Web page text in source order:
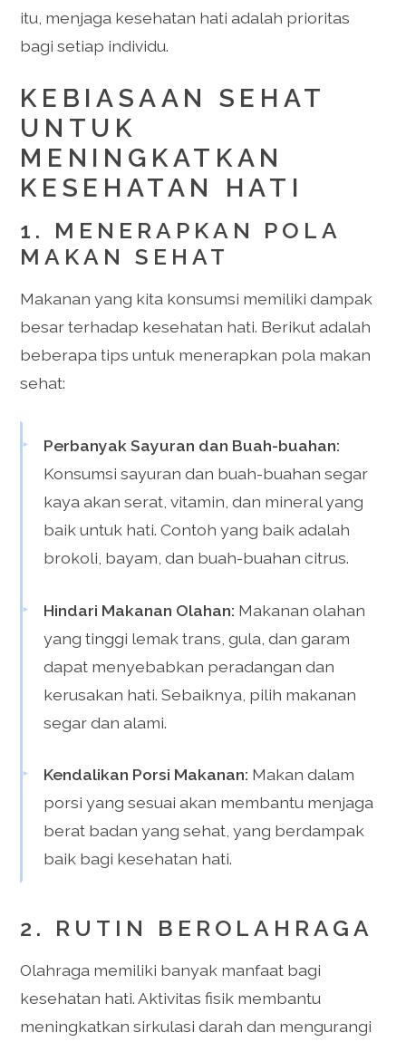
itu, menjaga kesehatan hati adalah prioritas
bagi setiap individu.
KEBIASAAN SEHAT
UNTUK
MENINGKATKAN
KESEHATAN HATI
1. MENERAPKAN POLA
MAKAN SEHAT
Makanan yang kita konsumsi memiliki dampak
besar terhadap kesehatan hati. Berikut adalah
beberapa tips untuk menerapkan pola makan
sehat:
Perbanyak Sayuran dan Buah-buahan:
Konsumsi sayuran dan buah-buahan segar
kaya akan serat, vitamin, dan mineral yang
baik untuk hati. Contoh yang baik adalah
brokoli, bayam, dan buah-buahan citrus.
Hindari Makanan Olahan: Makanan olahan
yang tinggi lemak trans, gula, dan garam
dapat menyebabkan peradangan dan
kerusakan hati. Sebaiknya, pilih makanan
segar dan alami.
Kendalikan Porsi Makanan: Makan dalam
porsi yang sesuai akan membantu menjaga
berat badan yang sehat, yang berdampak
baik bagi kesehatan hati.
2. RUTIN BEROLAHRAGA
Olahraga memiliki banyak manfaat bagi
kesehatan hati. Aktivitas fisik membantu
meningkatkan sirkulasi darah dan mengurangi